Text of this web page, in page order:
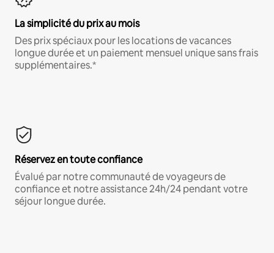
La simplicité du prix au mois
Des prix spéciaux pour les locations de vacances
longue durée et un paiement mensuel unique sans frais
supplémentaires.*
Réservez en toute confiance
Évalué par notre communauté de voyageurs de
confiance et notre assistance 24h/24 pendant votre
séjour longue durée.